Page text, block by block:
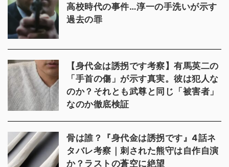
高校時代の事件…淳一の手洗いが示す
過去の罪
【身代金は誘拐です考察】有馬英二の
「手首の傷」が示す真実。彼は犯人な
のか？それとも武尊と同じ「被害者」
なのか徹底検証
骨は誰？『身代金は誘拐です』4話ネ
タバレ考察｜刺された熊守は自作自演
か？ラストの蒼空に絶望